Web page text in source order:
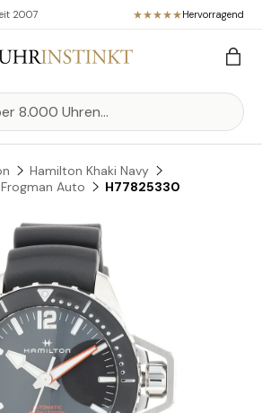
2007 Hervorragend
Hamilton Khaki Navy
Auto
H77825330
springen